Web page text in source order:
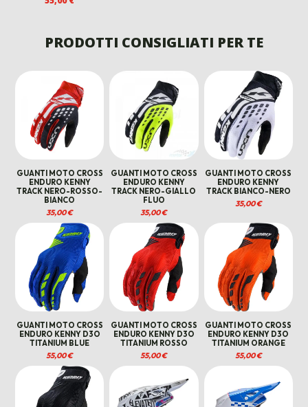
39,99 €.29,99 €.
195,00 €.
PRODOTTI CONSIGLIATI PER TE
GUANTI MOTO CROSS
ENDURO KENNY
TRACK NERO-ROSSO-
BIANCO
35,00€
GUANTI MOTO CROSS
ENDURO KENNY
TRACK NERO-GIALLO
FLUO
35,00€
GUANTI MOTO CROSS
ENDURO KENNY
TRACK BIANCO-NERO
35,00€
GUANTI MOTO CROSS
ENDURO KENNY D3O
TITANIUM BLUE
55,00€
GUANTI MOTO CROSS
ENDURO KENNY D3O
TITANIUM ROSSO
55,00€
GUANTI MOTO CROSS
ENDURO KENNY D3O
TITANIUM ORANGE
55,00€